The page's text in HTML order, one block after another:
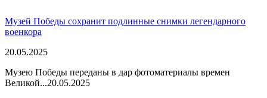
Музей Победы сохранит подлинные снимки легендарного
военкора
20.05.2025
Музею Победы переданы в дар фотоматериалы времен
Великой...20.05.2025